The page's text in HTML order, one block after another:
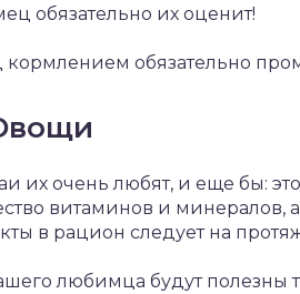
обязательно их оценит!
кормлением обязательно
их очень любят, и еще бы:
витаминов и минералов, а
в рацион следует на
любимца будут полезны